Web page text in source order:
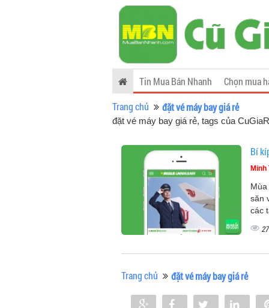
Tin Mua Bán Nhanh
Chọn mua
Trang chủ
đặt vé máy bay giá rẻ
đặt vé máy bay giá rẻ, tags của
Bí
Minh
săn
các
Trang chủ đặt vé máy bay giá rẻ
Share Share Tweet Share